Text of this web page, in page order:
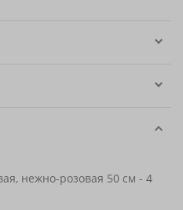
нежно-розовая 50 см - 4